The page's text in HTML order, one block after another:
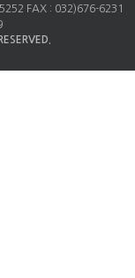
FAX : 032)676-6231